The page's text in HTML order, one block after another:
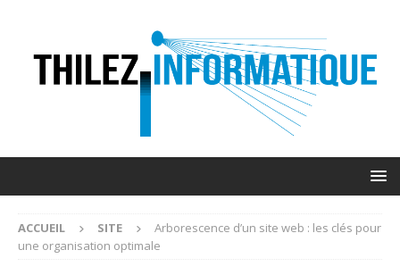
ACCUEIL SITE
Arborescence d’un site web : les clés pour
une organisation optimale